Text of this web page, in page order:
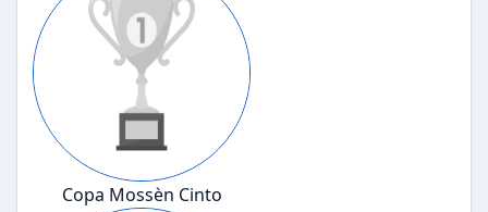
Copa Mossèn Cinto